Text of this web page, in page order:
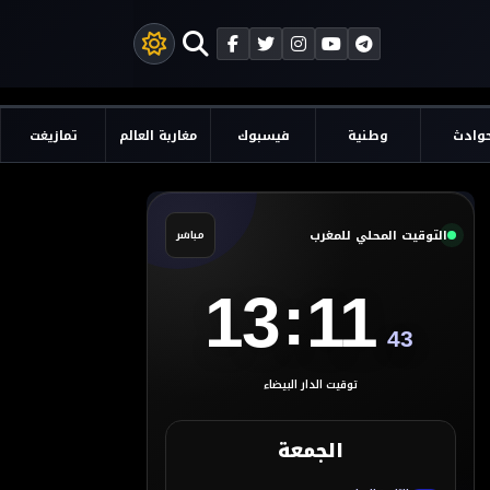
وطنية فيسبوك مغاربة العالم تمازيغت
التوقيت المحلي للمغرب مباشر
13:11 44
توقيت الدار البيضاء
الجمعة